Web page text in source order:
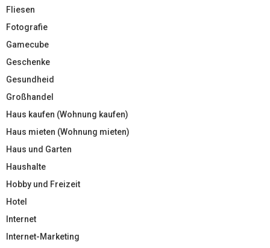
Fliesen
Fotografie
Gamecube
Geschenke
Gesundheid
Großhandel
Haus kaufen (Wohnung kaufen)
Haus mieten (Wohnung mieten)
Haus und Garten
Haushalte
Hobby und Freizeit
Hotel
Internet
Internet-Marketing